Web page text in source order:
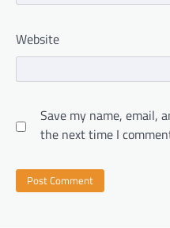
Website
Save my name, email,
the next time I